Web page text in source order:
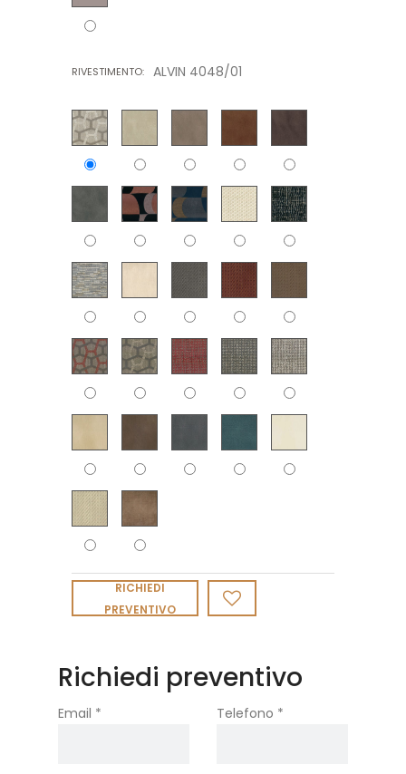
RIVESTIMENTO: ALVIN 4048/01
RICHIEDI
PREVENTIVO
Richiedi preventivo
Email * Telefono *